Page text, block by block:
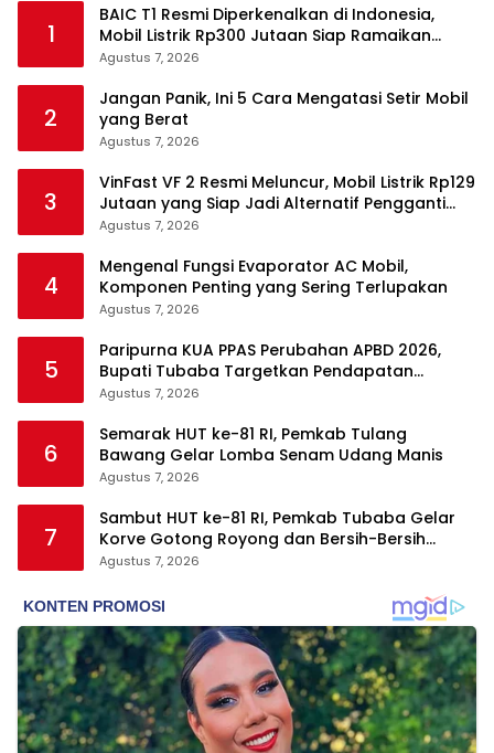
1
BAIC T1 Resmi Diperkenalkan di Indonesia,
Mobil Listrik Rp300 Jutaan Siap Ramaikan
Pasar EV
Agustus 7, 2026
2
Jangan Panik, Ini 5 Cara Mengatasi Setir Mobil
yang Berat
Agustus 7, 2026
3
VinFast VF 2 Resmi Meluncur, Mobil Listrik Rp129
Jutaan yang Siap Jadi Alternatif Pengganti
Motor
Agustus 7, 2026
4
Mengenal Fungsi Evaporator AC Mobil,
Komponen Penting yang Sering Terlupakan
Agustus 7, 2026
5
Paripurna KUA PPAS Perubahan APBD 2026,
Bupati Tubaba Targetkan Pendapatan
Daerah Rp820,3 Miliar
Agustus 7, 2026
6
Semarak HUT ke-81 RI, Pemkab Tulang
Bawang Gelar Lomba Senam Udang Manis
Agustus 7, 2026
7
Sambut HUT ke-81 RI, Pemkab Tubaba Gelar
Korve Gotong Royong dan Bersih-Bersih
Serentak
Agustus 7, 2026